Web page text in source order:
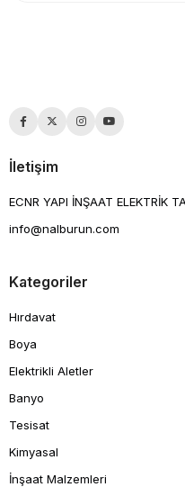
İletişim
ECNR YAPI İNŞAAT ELEKTRİK
info@nalburun.com
Kategoriler
Hırdavat
Boya
Elektrikli Aletler
Banyo
Tesisat
Kimyasal
İnşaat Malzemleri